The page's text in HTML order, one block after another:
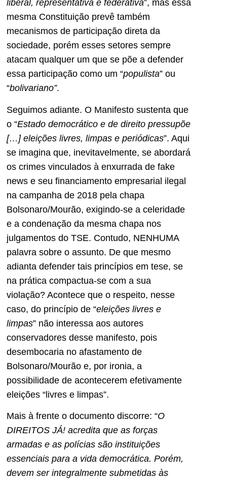
liberal, representativa e federativa”, mas essa
mesma Constituição prevê também
mecanismos de participação direta da
sociedade, porém esses setores sempre
atacam qualquer um que se põe a defender
essa participação como um “populista” ou
“bolivariano”.
Seguimos adiante. O Manifesto sustenta que
o “Estado democrático e de direito pressupõe
[…] eleições livres, limpas e periódicas”. Aqui
se imagina que, inevitavelmente, se abordará
os crimes vinculados à enxurrada de fake
news e seu financiamento empresarial ilegal
na campanha de 2018 pela chapa
Bolsonaro/Mourão, exigindo-se a celeridade
e a condenação da mesma chapa nos
julgamentos do TSE. Contudo, NENHUMA
palavra sobre o assunto. De que mesmo
adianta defender tais princípios em tese, se
na prática compactua-se com a sua
violação? Acontece que o respeito, nesse
caso, do princípio de “eleições livres e
limpas” não interessa aos autores
conservadores desse manifesto, pois
desembocaria no afastamento de
Bolsonaro/Mourão e, por ironia, a
possibilidade de acontecerem efetivamente
eleições “livres e limpas”.
Mais à frente o documento discorre: “O
DIREITOS JÁ! acredita que as forças
armadas e as polícias são instituições
essenciais para a vida democrática. Porém,
devem ser integralmente submetidas às